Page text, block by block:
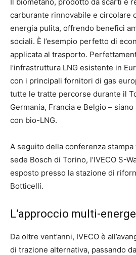
carburante rinnovabile e circolare
energia pulita, offrendo benefici
sociali. È l’esempio perfetto di
applicata al trasporto.
l’infrastruttura LNG esistente in
con i principali fornitori di gas
tutte le tratte percorse durante il
Germania, Francia e Belgio – siano
con bio-LNG.
A seguito della conferenza
sede Bosch di Torino, l’IVECO S-
esposto presso la stazione di
Botticelli.
L’approccio multi-
Da oltre vent’anni, IVECO è
di trazione alternativa, passando